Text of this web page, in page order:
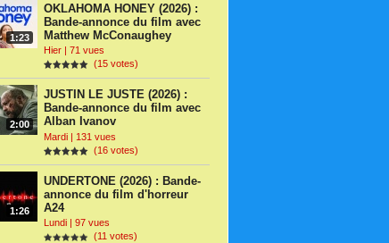
1:23
OKLAHOMA HONEY (2026) :
Bande-annonce du film avec
Matthew McConaughey
Hier | 71 vues
(15 votes)
2:00
JUSTIN LE JUSTE (2026) :
Bande-annonce du film avec
Alban Ivanov
Mardi | 131 vues
(16 votes)
1:26
UNDERTONE (2026) : Bande-
annonce du film d'horreur
A24
Lundi | 97 vues
(11 votes)